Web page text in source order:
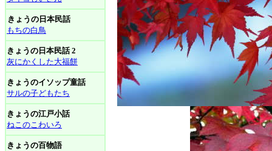
きょうの日本民話
もちの白鳥
きょうの日本民話 2
灰にかくした大福餅
きょうのイソップ童話
サルの子どもたち
きょうの江戸小話
ねこのこわいろ
きょうの百物語